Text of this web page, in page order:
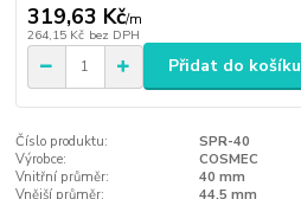
319,63 Kč/m
264,15 Kč bez DPH
Přidat do košíku
Číslo produktu:
SPR-40
Výrobce:
COSMEC
Vnitřní průměr:
40 mm
Vnější průměr:
44,5 mm